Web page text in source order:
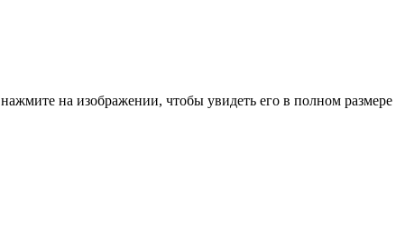
нажмите на изображении, чтобы увидеть его в полном размере